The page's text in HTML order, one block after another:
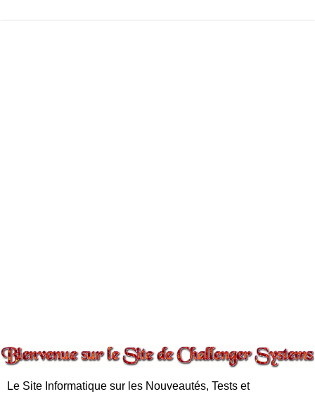
Le Site Informatique sur les Nouveautés, Tests et